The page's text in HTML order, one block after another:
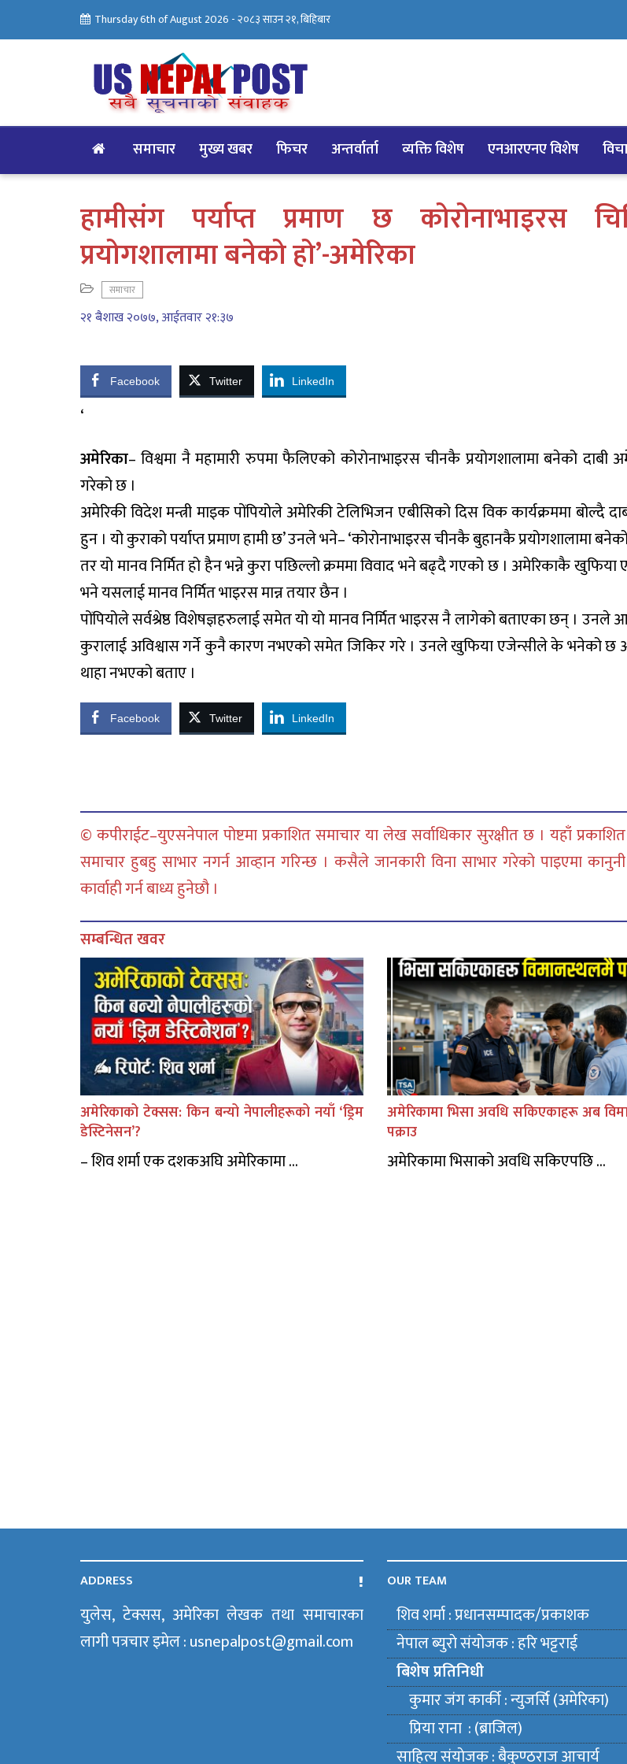
Thursday 6th of August 2026 -२०८३ साउन २१, बिहिबार
समाचार मुख्य खबर फिचर अन्तर्वार्ता व्यक्ति विशेष एनआरएनए विशेष
हामीसंग पर्याप्त प्रमाण छ कोरोनाभाइरस
प्रयोगशालामा बनेको हो’-अमेरिका
समाचार
२१ बैशाख २०७७, आईतवार २१:३७
Facebook Twitter LinkedIn
‘
अमेरिका– विश्वमा नै महामारी रुपमा फैलिएको कोरोनाभाइरस चीनकै प्रयोगशालामा बनेको दाबी
गरेको छ ।
अमेरिकी विदेश मन्त्री माइक पोंपियोले अमेरिकी टेलिभिजन एबीसिको दिस विक कार्यक्रममा बोल्दै
हुन । यो कुराको पर्याप्त प्रमाण हामी छ’ उनले भने– ‘कोरोनाभाइरस चीनकै बुहानकै प्रयोगशालामा बनेको
तर यो मानव निर्मित हो हैन भन्ने कुरा पछिल्लो क्रममा विवाद भने बढ्दै गएको छ । अमेरिकाकै खुफिया
भने यसलाई मानव निर्मित भाइरस मान्न तयार छैन ।
पोंपियोले सर्वश्रेष्ठ विशेषज्ञहरुलाई समेत यो यो मानव निर्मित भाइरस नै लागेको बताएका छन् । उनले
कुरालाई अविश्वास गर्ने कुनै कारण नभएको समेत जिकिर गरे । उनले खुफिया एजेन्सीले के भनेको
थाहा नभएको बताए ।
Facebook Twitter LinkedIn
© कपीराईट–युएसनेपाल पोष्टमा प्रकाशित समाचार या लेख सर्वाधिकार सुरक्षीत छ । यहाँ प्रकाशित
समाचार हुबहु साभार नगर्न आव्हान गरिन्छ । कसैले जानकारी विना साभार गरेको पाइएमा कानुनी
कार्वाही गर्न बाध्य हुनेछौ ।
सम्बन्धित खवर
अमेरिकाको टेक्सस: किन बन्यो नेपालीहरूको नयाँ ‘ड्रिम
डेस्टिनेसन’?
– शिव शर्मा एक दशकअघि अमेरिकामा ...
अमेरिकामा भिसा अवधि सकिएकाहरू अब
पक्राउ
अमेरिकामा भिसाको अवधि सकिएपछि ...
ADDRESS
युलेस, टेक्सस, अमेरिका लेखक तथा समाचारका
लागी पत्रचार इमेल : usnepalpost@gmail.com
OUR TEAM
शिव शर्मा : प्रधानसम्पादक/प्रकाशक
नेपाल ब्युराे संयाेजक : हरि भट्टराई
बिशेष प्रतिनिधी
कुमार जंग कार्की : न्युजर्सि (अमेरिका)
प्रिया राना : (ब्राजिल)
साहित्य संयाेजक : बैकुण्ठराज आचार्य